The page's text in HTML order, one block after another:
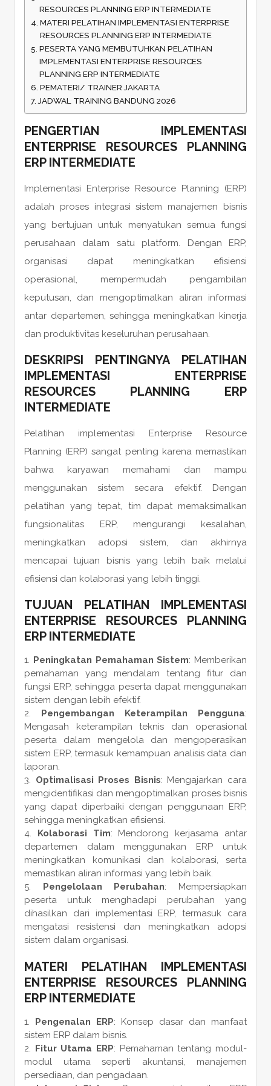
RESOURCES PLANNING ERP INTERMEDIATE
MATERI PELATIHAN IMPLEMENTASI ENTERPRISE
RESOURCES PLANNING ERP INTERMEDIATE
PESERTA YANG MEMBUTUHKAN PELATIHAN
IMPLEMENTASI ENTERPRISE RESOURCES
PLANNING ERP INTERMEDIATE
PEMATERI/ TRAINER JAKARTA
JADWAL TRAINING BANDUNG 2026
PENGERTIAN IMPLEMENTASI
ENTERPRISE RESOURCES PLANNING
ERP INTERMEDIATE
Implementasi Enterprise Resource Planning (ERP)
adalah proses integrasi sistem manajemen bisnis
yang bertujuan untuk menyatukan semua fungsi
perusahaan dalam satu platform. Dengan ERP,
organisasi dapat meningkatkan efisiensi
operasional, mempermudah pengambilan
keputusan, dan mengoptimalkan aliran informasi
antar departemen, sehingga meningkatkan kinerja
dan produktivitas keseluruhan perusahaan.
DESKRIPSI PENTINGNYA PELATIHAN
IMPLEMENTASI ENTERPRISE
RESOURCES PLANNING ERP
INTERMEDIATE
Pelatihan implementasi Enterprise Resource
Planning (ERP) sangat penting karena memastikan
bahwa karyawan memahami dan mampu
menggunakan sistem secara efektif. Dengan
pelatihan yang tepat, tim dapat memaksimalkan
fungsionalitas ERP, mengurangi kesalahan,
meningkatkan adopsi sistem, dan akhirnya
mencapai tujuan bisnis yang lebih baik melalui
efisiensi dan kolaborasi yang lebih tinggi.
TUJUAN PELATIHAN IMPLEMENTASI
ENTERPRISE RESOURCES PLANNING
ERP INTERMEDIATE
Peningkatan Pemahaman Sistem: Memberikan
pemahaman yang mendalam tentang fitur dan
fungsi ERP, sehingga peserta dapat menggunakan
sistem dengan lebih efektif.
Pengembangan Keterampilan Pengguna:
Mengasah keterampilan teknis dan operasional
peserta dalam mengelola dan mengoperasikan
sistem ERP, termasuk kemampuan analisis data dan
laporan.
Optimalisasi Proses Bisnis: Mengajarkan cara
mengidentifikasi dan mengoptimalkan proses bisnis
yang dapat diperbaiki dengan penggunaan ERP,
sehingga meningkatkan efisiensi.
Kolaborasi Tim: Mendorong kerjasama antar
departemen dalam menggunakan ERP untuk
meningkatkan komunikasi dan kolaborasi, serta
memastikan aliran informasi yang lebih baik.
Pengelolaan Perubahan: Mempersiapkan
peserta untuk menghadapi perubahan yang
dihasilkan dari implementasi ERP, termasuk cara
mengatasi resistensi dan meningkatkan adopsi
sistem dalam organisasi.
MATERI PELATIHAN IMPLEMENTASI
ENTERPRISE RESOURCES PLANNING
ERP INTERMEDIATE
Pengenalan ERP: Konsep dasar dan manfaat
sistem ERP dalam bisnis.
Fitur Utama ERP: Pemahaman tentang modul-
modul utama seperti akuntansi, manajemen
persediaan, dan pengadaan.